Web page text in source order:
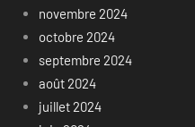
novembre 2024
octobre 2024
septembre 2024
août 2024
juillet 2024